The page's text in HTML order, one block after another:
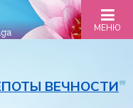
МЕНЮ
ВЕЧНОСТИ❞